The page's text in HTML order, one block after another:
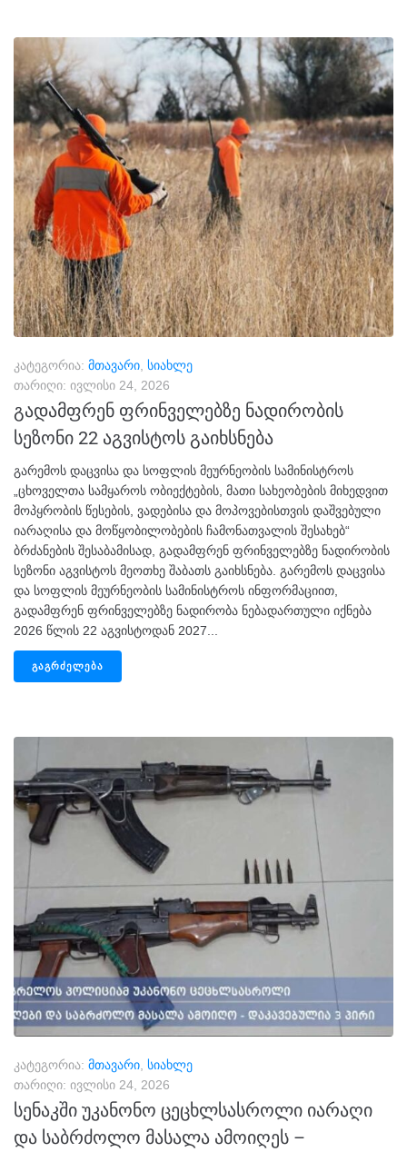
კატეგორია: მთავარი სიახლე
თარიღი: ივლისი 24, 2026
გადამფრენ ფრინველებზე ნადირობის
სეზონი 22 აგვისტოს გაიხსნება
გარემოს დაცვისა და სოფლის მეურნეობის სამინისტროს
„ცხოველთა სამყაროს ობიექტების, მათი სახეობების მიხედვით
მოპყრობის წესების, ვადებისა და მოპოვებისთვის დაშვებული
იარაღისა და მოწყობილობების ჩამონათვალის შესახებ“
ბრძანების შესაბამისად, გადამფრენ ფრინველებზე ნადირობის
სეზონი აგვისტოს მეოთხე შაბათს გაიხსნება. გარემოს დაცვისა
და სოფლის მეურნეობის სამინისტროს ინფორმაციით,
გადამფრენ ფრინველებზე ნადირობა ნებადართული იქნება
2026 წლის 22 აგვისტოდან 2027...
ᲒᲐᲒᲠᲫᲔᲚᲔᲑᲐ
კატეგორია: მთავარი სიახლე
თარიღი: ივლისი 24, 2026
სენაკში უკანონო ცეცხლსასროლი იარაღი
და საბრძოლო მასალა ამოიღეს –